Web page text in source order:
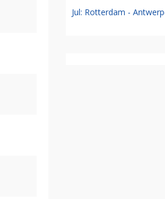
Jul: Rotterdam -